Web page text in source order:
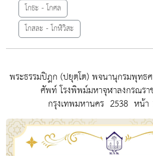
โกธะ - โกศล
โกสละ - โกฬิวิสะ
พระธรรมปิฎก (ปยุตฺโต)พจนานุกรมพุทธ
ศัพท์โรงพิพม์มหาจุฬาลงกรณร
กรุงเทพมหานคร 2538 หน้า